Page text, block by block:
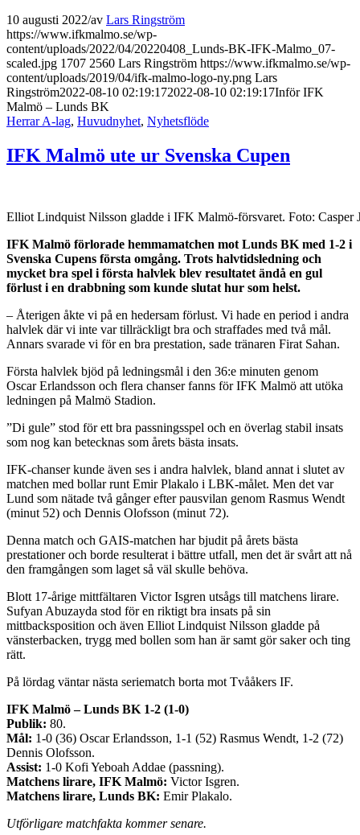
10 augusti 2022/av Lars Ringström
https://www.ifkmalmo.se/wp-
content/uploads/2022/04/20220408_Lunds-BK-IFK-Malmo_07-
scaled.jpg 1707 2560 Lars Ringström https://www.ifkmalmo.se/wp-
content/uploads/2019/04/ifk-malmo-logo-ny.png Lars
Ringström2022-08-10 02:19:172022-08-10 02:19:17Inför IFK
Malmö – Lunds BK
Herrar A-lag, Huvudnyhet, Nyhetsflöde
IFK Malmö ute ur Svenska Cupen
Elliot Lindquist Nilsson gladde i IFK Malmö-försvaret. Foto: Casper
IFK Malmö förlorade hemmamatchen mot Lunds BK med 1-2 i
Svenska Cupens första omgång. Trots halvtidsledning och
mycket bra spel i första halvlek blev resultatet ändå en gul
förlust i en drabbning som kunde slutat hur som helst.
– Återigen åkte vi på en hedersam förlust. Vi hade en period i andra
halvlek där vi inte var tillräckligt bra och straffades med två mål.
Annars svarade vi för en bra prestation, sade tränaren Firat Sahan.
Första halvlek bjöd på ledningsmål i den 36:e minuten genom
Oscar Erlandsson och flera chanser fanns för IFK Malmö att utöka
ledningen på Malmö Stadion.
”Di gule” stod för ett bra passningsspel och en överlag stabil insats
som nog kan betecknas som årets bästa insats.
IFK-chanser kunde även ses i andra halvlek, bland annat i slutet av
matchen med bollar runt Emir Plakalo i LBK-målet. Men det var
Lund som nätade två gånger efter pausvilan genom Rasmus Wendt
(minut 52) och Dennis Olofsson (minut 72).
Denna match och GAIS-matchen har bjudit på årets bästa
prestationer och borde resulterat i bättre utfall, men det är svårt att nå
den framgången som laget så väl skulle behöva.
Blott 17-årige mittfältaren Victor Isgren utsågs till matchens lirare.
Sufyan Abuzayda stod för en riktigt bra insats på sin
mittbacksposition och även Elliot Lindquist Nilsson gladde på
vänsterbacken, trygg med bollen som han är samt gör saker och ting
rätt.
På lördag väntar nästa seriematch borta mot Tvååkers IF.
IFK Malmö – Lunds BK 1-2 (1-0)
Publik: 80.
Mål: 1-0 (36) Oscar Erlandsson, 1-1 (52) Rasmus Wendt, 1-2 (72)
Dennis Olofsson.
Assist: 1-0 Kofi Yeboah Addae (passning).
Matchens lirare, IFK Malmö: Victor Isgren.
Matchens lirare, Lunds BK: Emir Plakalo.
Utförligare matchfakta kommer senare.